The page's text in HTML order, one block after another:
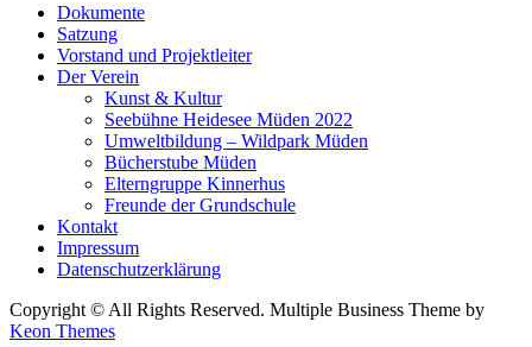
Dokumente
Satzung
Vorstand und Projektleiter
Der Verein
Kunst & Kultur
Seebühne Heidesee Müden 2022
Umweltbildung – Wildpark Müden
Bücherstube Müden
Elterngruppe Kinnerhus
Freunde der Grundschule
Kontakt
Impressum
Datenschutzerklärung
Copyright © All Rights Reserved. Multiple Business Theme by
Keon Themes